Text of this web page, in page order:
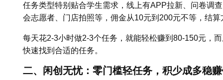
任务类型特别贴合学生需求，线上有APP拉新、问卷调
会志愿者、门店拍照等，佣金从10元到200元不等，结
每天花2-3小时做2-3个任务，就能轻松赚到80-150元，
快速找到合适的任务。
二、闲创无忧：零门槛轻任务，积少成多稳